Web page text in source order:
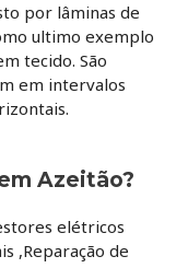
por lâminas de
ultimo exemplo
tecido. São
em intervalos
Azeitão?
elétricos
,Reparação de